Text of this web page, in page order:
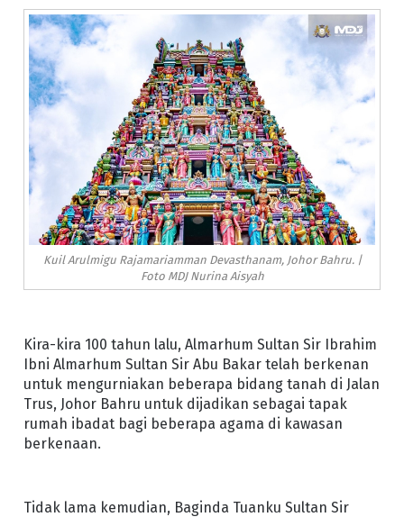
Kuil Arulmigu Rajamariamman Devasthanam, Johor Bahru. |
Foto MDJ Nurina Aisyah
Kira-kira 100 tahun lalu, Almarhum Sultan Sir Ibrahim
Ibni Almarhum Sultan Sir Abu Bakar telah berkenan
untuk mengurniakan beberapa bidang tanah di Jalan
Trus, Johor Bahru untuk dijadikan sebagai tapak
rumah ibadat bagi beberapa agama di kawasan
berkenaan.
Tidak lama kemudian, Baginda Tuanku Sultan Sir